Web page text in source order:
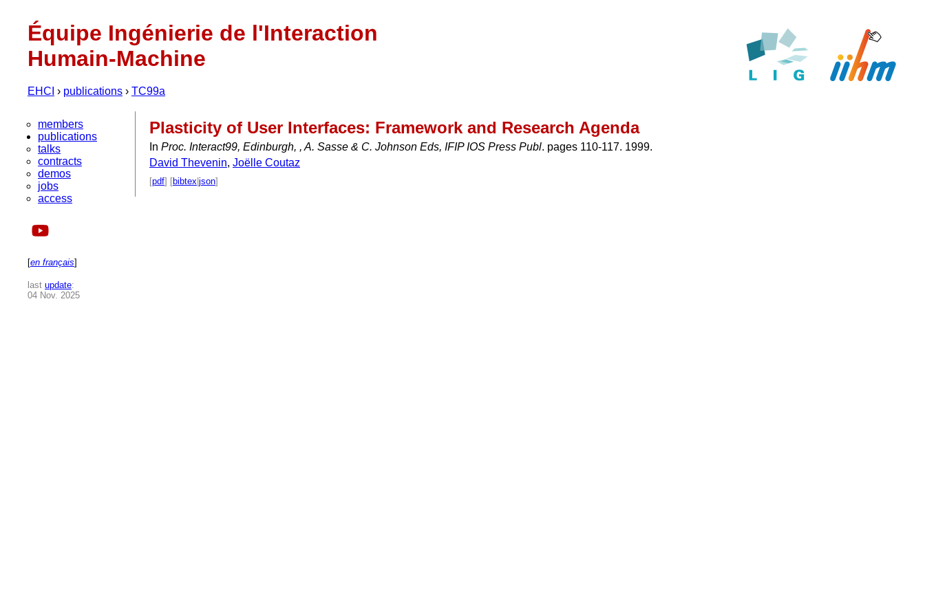
Équipe Ingénierie de l'Interaction
Humain-Machine
EHCI › publications › TC99a
members
publications
talks
contracts
demos
jobs
access
[en français]
last update:
04 Nov. 2025
Plasticity of User Interfaces: Framework and Research Agenda
In Proc. Interact99, Edinburgh, , A. Sasse & C. Johnson Eds, IFIP IOS Press Publ. pages 110-117. 1999.
David Thevenin, Joëlle Coutaz
[pdf] [bibtex json]